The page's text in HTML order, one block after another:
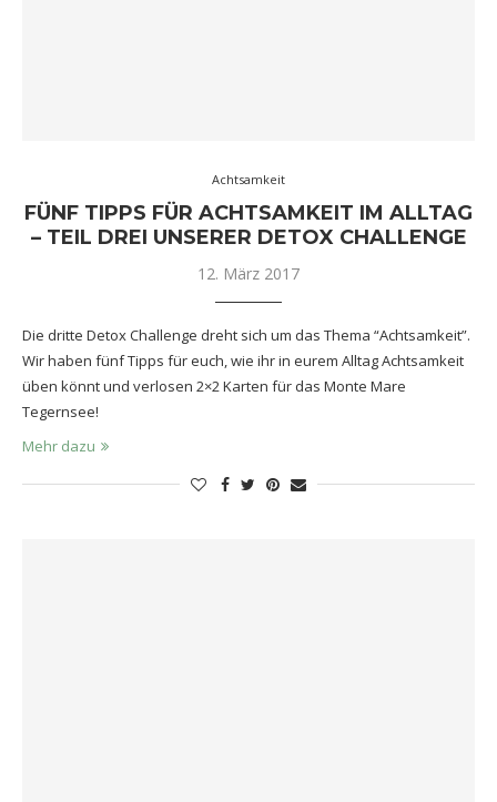
Achtsamkeit
FÜNF TIPPS FÜR ACHTSAMKEIT IM ALLTAG
– TEIL DREI UNSERER DETOX CHALLENGE
12. März 2017
Die dritte Detox Challenge dreht sich um das Thema “Achtsamkeit”.
Wir haben fünf Tipps für euch, wie ihr in eurem Alltag Achtsamkeit
üben könnt und verlosen 2×2 Karten für das Monte Mare
Tegernsee!
Mehr dazu